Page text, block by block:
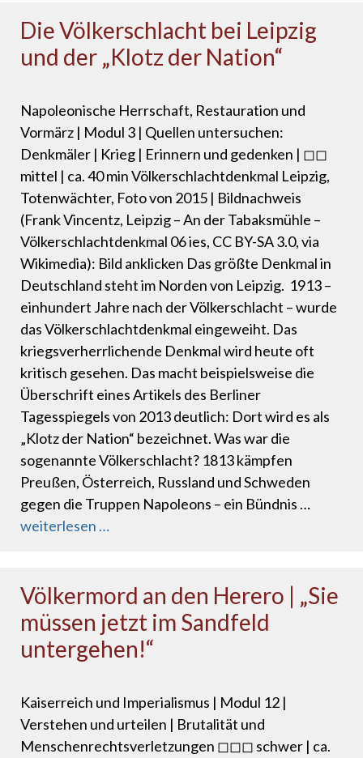
Die Völkerschlacht bei Leipzig
und der „Klotz der Nation“
Napoleonische Herrschaft, Restauration und
Vormärz | Modul 3 | Quellen untersuchen:
Denkmäler | Krieg | Erinnern und gedenken | ◻◻
mittel | ca. 40 min Völkerschlachtdenkmal Leipzig,
Totenwächter, Foto von 2015 | Bildnachweis
(Frank Vincentz, Leipzig – An der Tabaksmühle –
Völkerschlachtdenkmal 06 ies, CC BY-SA 3.0, via
Wikimedia): Bild anklicken Das größte Denkmal in
Deutschland steht im Norden von Leipzig. 1913 –
einhundert Jahre nach der Völkerschlacht – wurde
das Völkerschlachtdenkmal eingeweiht. Das
kriegsverherrlichende Denkmal wird heute oft
kritisch gesehen. Das macht beispielsweise die
Überschrift eines Artikels des Berliner
Tagesspiegels von 2013 deutlich: Dort wird es als
„Klotz der Nation“ bezeichnet. Was war die
sogenannte Völkerschlacht? 1813 kämpfen
Preußen, Österreich, Russland und Schweden
gegen die Truppen Napoleons – ein Bündnis …
weiterlesen …
Völkermord an den Herero | „Sie
müssen jetzt im Sandfeld
untergehen!“
Kaiserreich und Imperialismus | Modul 12 |
Verstehen und urteilen | Brutalität und
Menschenrechtsverletzungen ◻◻◻ schwer | ca.